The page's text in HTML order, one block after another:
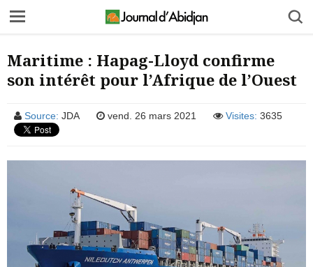
Maritime : Hapag-Lloyd confirme
son intérêt pour l’Afrique de l’Ouest
Source: JDA vend. 26 mars 2021 Visites: 3635